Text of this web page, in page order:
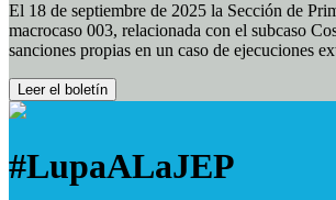
El 18 de septiembre de 2025 la Sección de
macrocaso 003, relacionada con el subcaso
sanciones propias en un caso de ejecuciones
Leer el boletín
#LupaALaJEP